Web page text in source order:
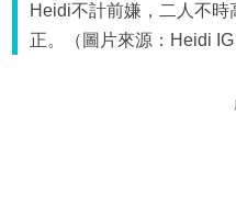
Heidi不計前嫌，二人不
正。（圖片來源：Heidi IG